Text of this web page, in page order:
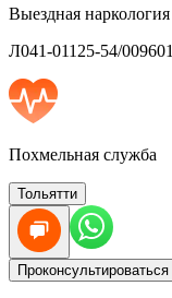
Выездная
Л041-01125-54/
Похмельная служба
Тольятти
Проконсультироваться